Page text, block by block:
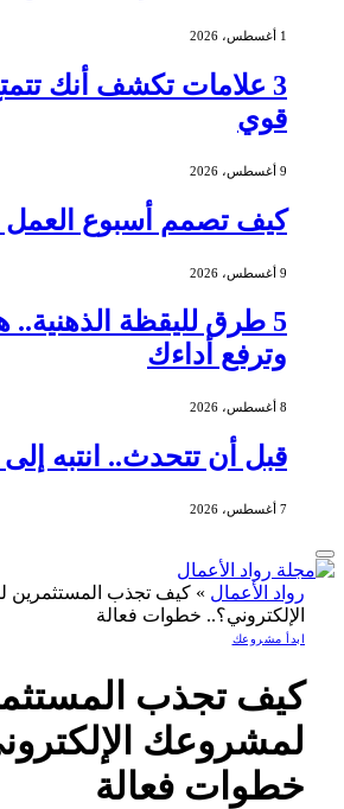
1 أغسطس، 2026
3 علامات تكشف أنك
قوي
9 أغسطس، 2026
كيف تصمم أسبوع العمل
9 أغسطس، 2026
5 طرق لليقظة
وترفع أداءك
8 أغسطس، 2026
قبل أن تتحدث.. انتبه
7 أغسطس، 2026
رواد الأعمال» كيف تجذب المستثمرين
الإلكتروني؟.. خطوات فعالة
ابدأ مشروعك
كيف تجذب
لمشروعك
خطوات فعالة